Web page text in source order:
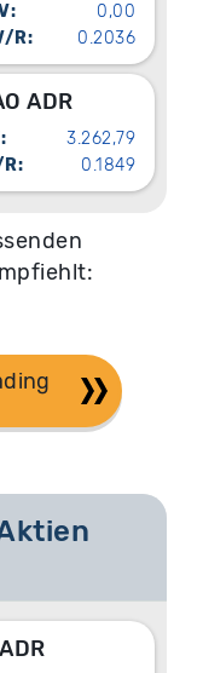
0,00
R: 0.2036
ADR
3.262,79
R: 0.1849